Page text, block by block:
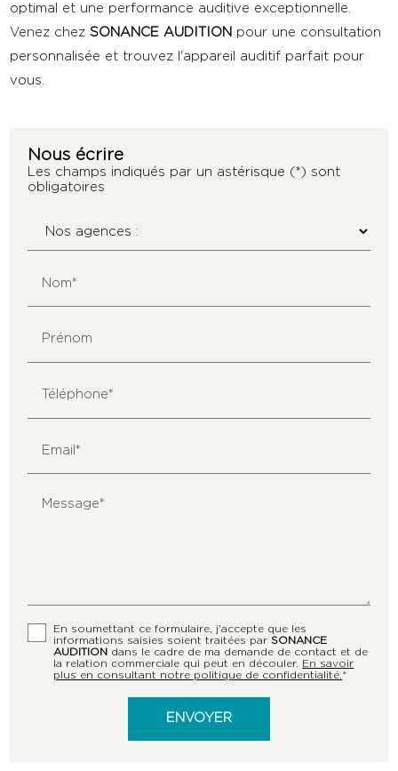
optimal et une performance auditive exceptionnelle.
Venez chezSONANCE AUDITION pour une consultation
personnalisée et trouvez l'appareil auditif parfait pour
vous.
Nous écrire
Les champs indiqués par un astérisque (*) sont
obligatoires
Nom*
Prénom
Téléphone*
Email*
Message*
En soumettant ce formulaire, j'accepte que les
informations saisies soient traitées par SONANCE
AUDITION dans le cadre de ma demande de contact et de
la relation commerciale qui peut en découler. En savoir
plus en consultant notre politique de confidentialité. *